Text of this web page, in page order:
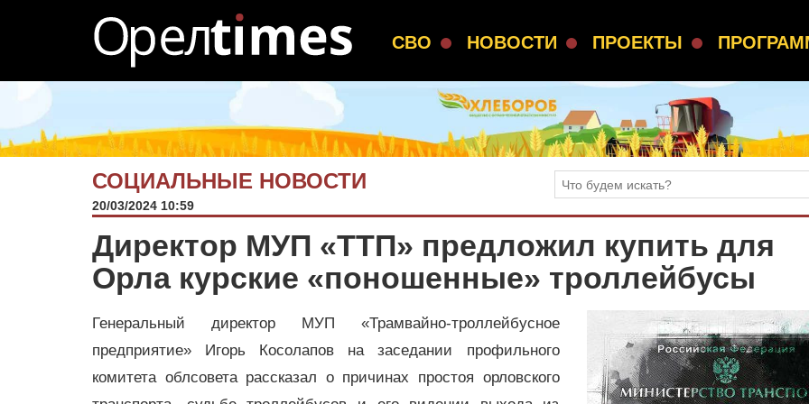
СВО НОВОСТИ ПРОЕКТЫ
СОЦИАЛЬНЫЕ НОВОСТИ
20/03/2024 10:59
Директор МУП «ТТП» предложил купить для
Орла курские «поношенные» троллейбусы
Генеральный директор МУП «Трамвайно-троллейбусное
предприятие» Игорь Косолапов на заседании профильного
комитета облсовета рассказал о причинах простоя орловского